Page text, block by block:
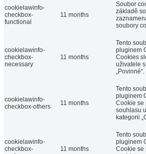
cookielawinfo-
checkbox-
functional
11 months
Soubor
základě
soubory
cookielawinfo-
checkbox-
necessary
11 months
Tento
pluginem
Cookies
uživatele
„Povinné“.
cookielawinfo-
checkbox-others
11 months
Tento
pluginem
Cookie se
souhlasu
kategorii
cookielawinfo-
checkbox-
11 months
Tento
pluginem
Cookie se